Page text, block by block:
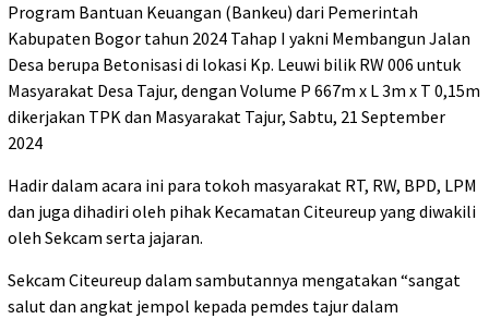
Program Bantuan Keuangan (Bankeu) dari Pemerintah
Kabupaten Bogor tahun 2024 Tahap I yakni Membangun Jalan
Desa berupa Betonisasi di lokasi Kp. Leuwi bilik RW 006 untuk
Masyarakat Desa Tajur, dengan Volume P 667m x L 3m x T 0,15m
dikerjakan TPK dan Masyarakat Tajur, Sabtu, 21 September
2024
Hadir dalam acara ini para tokoh masyarakat RT, RW, BPD, LPM
dan juga dihadiri oleh pihak Kecamatan Citeureup yang diwakili
oleh Sekcam serta jajaran.
Sekcam Citeureup dalam sambutannya mengatakan “sangat
salut dan angkat jempol kepada pemdes tajur dalam